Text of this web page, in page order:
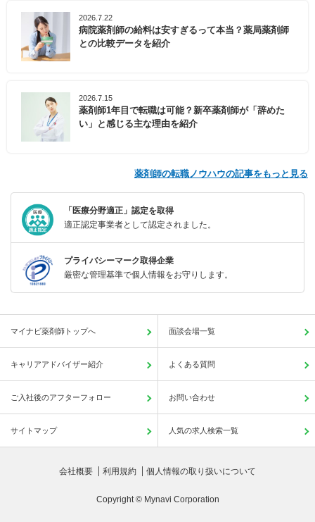
2026.7.22
病院薬剤師の給料は安すぎるって本当？薬局薬剤師
との比較データを紹介
2026.7.15
薬剤師1年目で転職は可能？新卒薬剤師が「辞めた
い」と感じる主な理由を紹介
薬剤師の転職ノウハウの記事をもっと見る
「医療分野適正」認定を取得
適正認定事業者として認定されました。
プライバシーマーク取得企業
厳密な管理基準で個人情報をお守りします。
マイナビ薬剤師トップへ 面談会場一覧
キャリアアドバイザー紹介 よくある質問
ご入社後のアフターフォロー お問い合わせ
サイトマップ 人気の求人検索一覧
会社概要 利用規約 個人情報の取り扱いについて
Copyright © Mynavi Corporation